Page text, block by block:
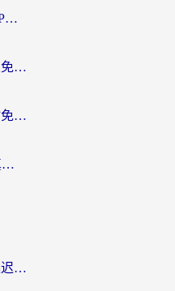
海外党必看：如何选对国内VPN，实现无缝访问国内资源？
海外党必看：加速器下载永久免费版真的存在吗？教你无缝访问国内资源的正确姿势
海外党自救指南：用一个小时免费加速器，轻松打破国内资源访问壁垒？
海外党必看：中国VPN免费真的靠谱吗？手把手教你选对回国加速器
国外玩流星蝴蝶剑怎么降低延迟？海外党必看的加速秘籍（含欧洲鸣潮&彩虹岛优化攻略）